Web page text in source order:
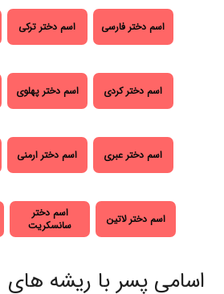
اسم دختر فارسی اسم دختر ترکی
اسم دختر کردی اسم دختر پهلوی
اسم دختر عبری اسم دختر ارمنی
اسم دختر لاتین
اسم دختر
سانسکریت
اسامی پسر با ریشه های